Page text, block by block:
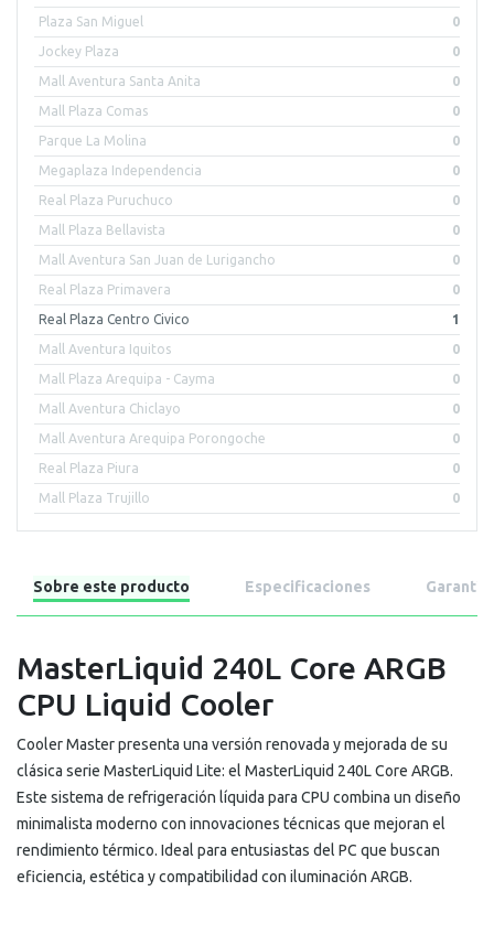
Plaza San Miguel 0
Jockey Plaza 0
Mall Aventura Santa Anita 0
Mall Plaza Comas 0
Parque La Molina 0
Megaplaza Independencia 0
Real Plaza Puruchuco 0
Mall Plaza Bellavista 0
Mall Aventura San Juan de Lurigancho 0
Real Plaza Primavera 0
Real Plaza Centro Civico 1
Mall Aventura Iquitos 0
Mall Plaza Arequipa - Cayma 0
Mall Aventura Chiclayo 0
Mall Aventura Arequipa Porongoche 0
Real Plaza Piura 0
Mall Plaza Trujillo 0
Sobre este producto Especificaciones Garantía
MasterLiquid 240L Core ARGB
CPU Liquid Cooler
Cooler Master presenta una versión renovada y mejorada de su
clásica serie MasterLiquid Lite: el MasterLiquid 240L Core ARGB.
Este sistema de refrigeración líquida para CPU combina un diseño
minimalista moderno con innovaciones técnicas que mejoran el
rendimiento térmico. Ideal para entusiastas del PC que buscan
eficiencia, estética y compatibilidad con iluminación ARGB.